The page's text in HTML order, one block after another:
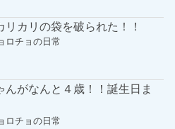
リカリの袋を破られた！！
ロチョの日常
んがなんと４歳！！誕生日ま
ロチョの日常